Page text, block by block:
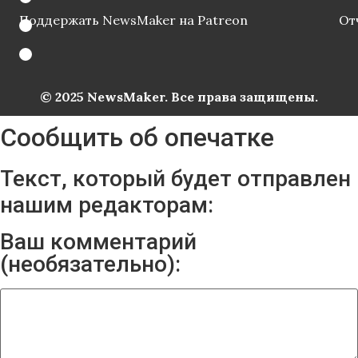
Поддержать NewsMaker на Patreon
© 2025 NewsMaker. Все права защищены.
Сообщить об опечатке
Текст, который будет отправлен
нашим редакторам:
Ваш комментарий
(необязательно):